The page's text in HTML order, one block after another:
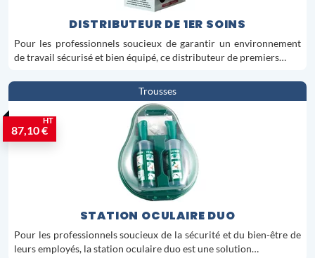
DISTRIBUTEUR DE 1ER SOINS
Pour les professionnels soucieux de garantir un environnement
de travail sécurisé et bien équipé, ce distributeur de premiers…
Trousses
87,10 €
HT
STATION OCULAIRE DUO
Pour les professionnels soucieux de la sécurité et du bien-être de
leurs employés, la station oculaire duo est une solution…